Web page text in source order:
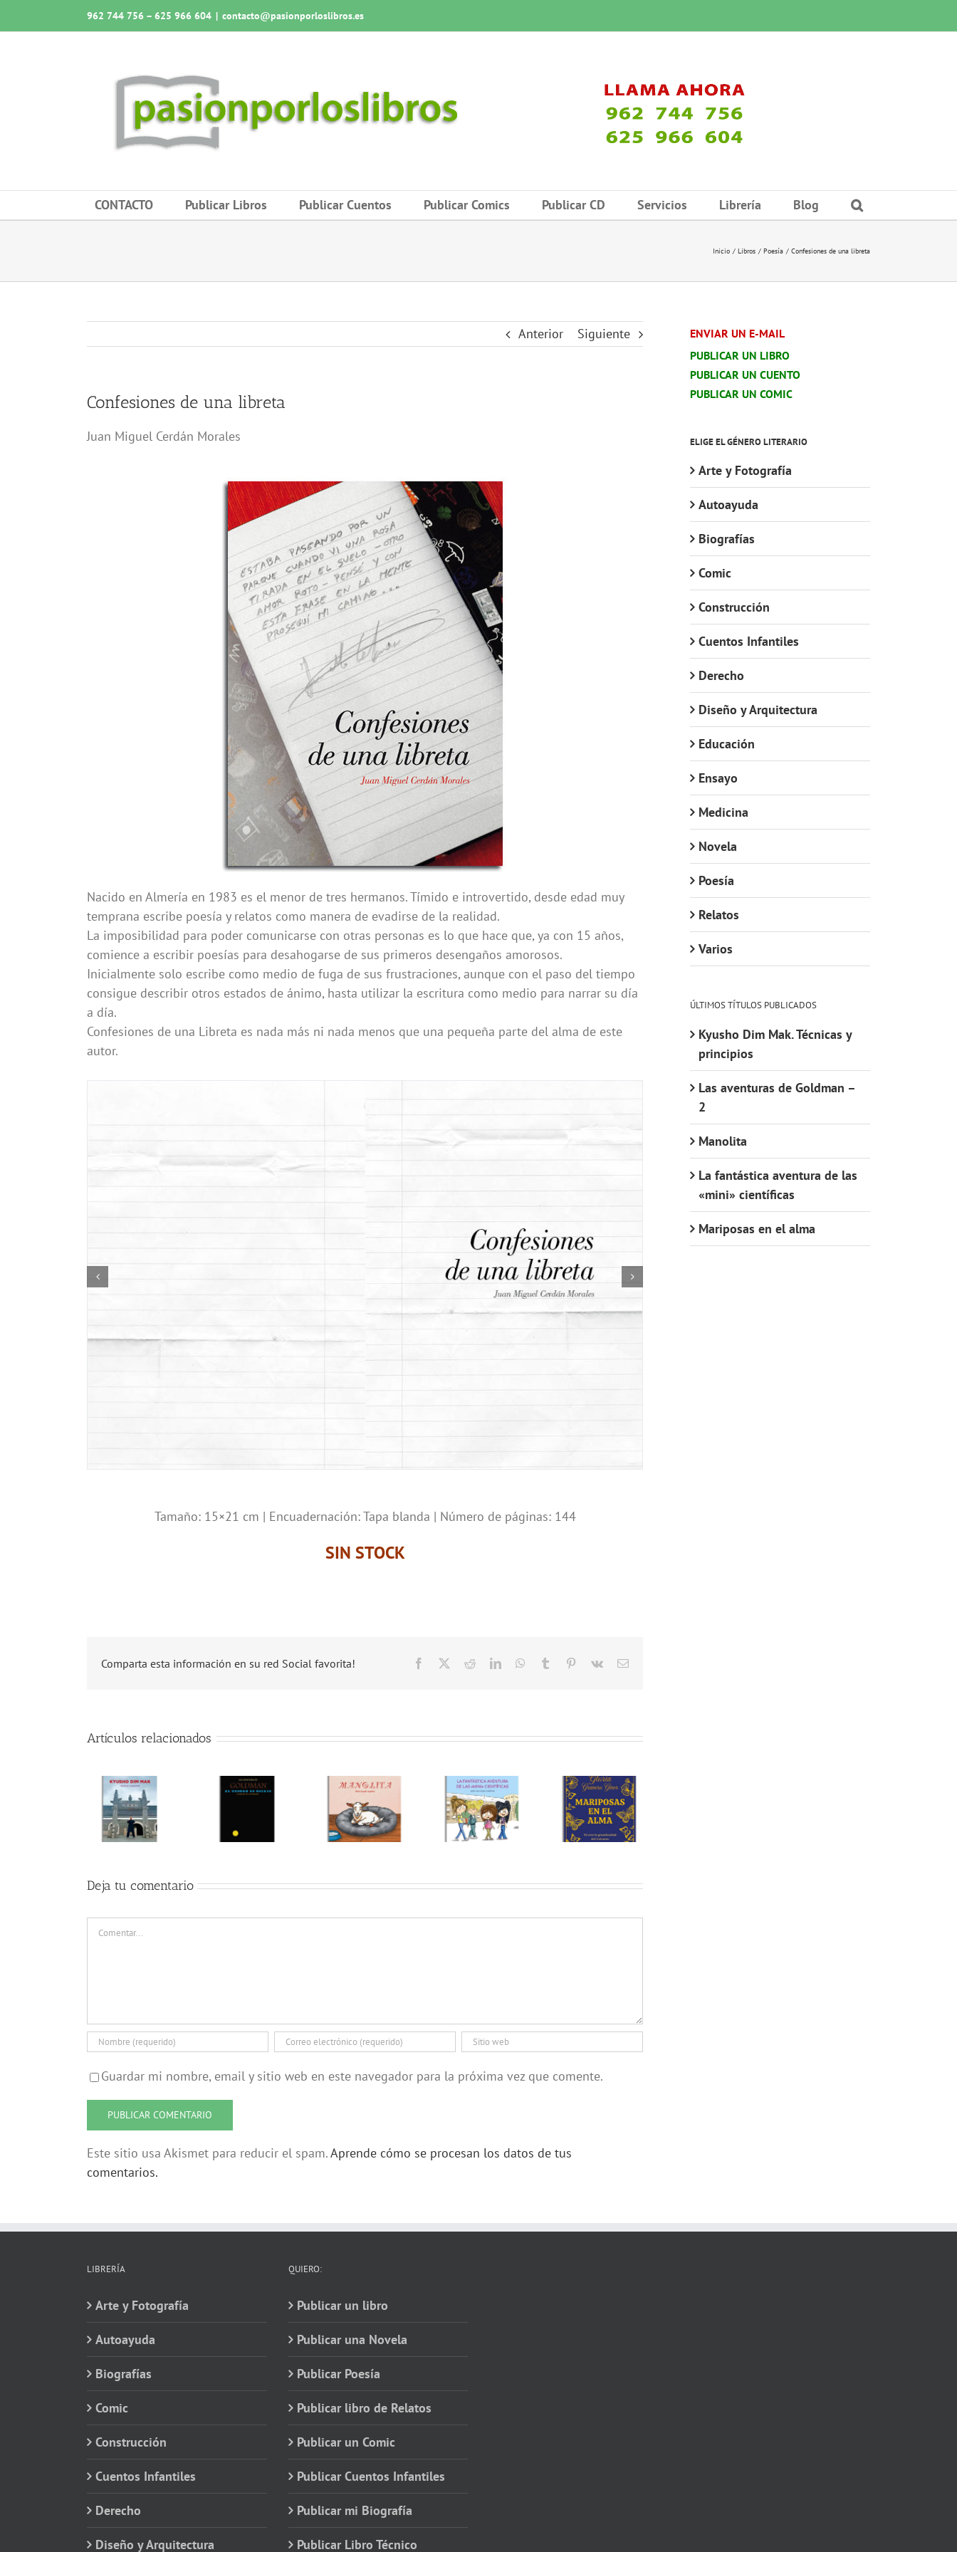
al
962 744 756 – 625 966 604 | contacto@pasionporloslibros.es
CONTACTO Publicar Libros Publicar Cuentos Publicar Comics Publicar CD Servicios Librería Blog
Inicio Libros Poesía Confesiones de una libreta
Anterior Siguiente
Confesiones de una libreta
Juan Miguel Cerdán Morales
Nacido en Almería en 1983 es el menor de tres hermanos. Tímido e introvertido, desde edad muy
temprana escribe poesía y relatos como manera de evadirse de la realidad.
La imposibilidad para poder comunicarse con otras personas es lo que hace que, ya con 15 años,
comience a escribir poesías para desahogarse de sus primeros desengaños amorosos.
Inicialmente solo escribe como medio de fuga de sus frustraciones, aunque con el paso del tiempo
consigue describir otros estados de ánimo, hasta utilizar la escritura como medio para narrar su día
a día.
Confesiones de una Libreta es nada más ni nada menos que una pequeña parte del alma de este
autor.
Tamaño: 15×21 cm | Encuadernación: Tapa blanda | Número de páginas: 144
SIN STOCK
Comparta esta información en su red Social favorita! Facebook RedditLinkedInWhatsApp
Tumblr Pinterest
Vk
Correo
Artículos relacionados
Deja tu comentario
Comentar
Guardar mi nombre, email y sitio web en este navegador para la próxima vez que comente.
Este sitio usa Akismet para reducir el spam.Aprende cómo se procesan los datos de tus
comentarios.
ENVIAR UN E-MAIL
PUBLICAR UN LIBRO
PUBLICAR UN CUENTO
PUBLICAR UN COMIC
ELIGE EL GÉNERO LITERARIO
Arte y Fotografía
Autoayuda
Biografías
Comic
Construcción
Cuentos Infantiles
Derecho
Diseño y Arquitectura
Educación
Ensayo
Medicina
Novela
Poesía
Relatos
Varios
ÚLTIMOS TÍTULOS PUBLICADOS
Kyusho Dim Mak. Técnicas y
principios
Las aventuras de Goldman –
2
Manolita
La fantástica aventura de las
«mini» científicas
Mariposas en el alma
LIBRERÍA
Arte y Fotografía
Autoayuda
Biografías
Comic
Construcción
Cuentos Infantiles
Derecho
Diseño y Arquitectura
QUIERO:
Publicar un libro
Publicar una Novela
Publicar Poesía
Publicar libro de Relatos
Publicar un Comic
Publicar Cuentos Infantiles
Publicar mi Biografía
Publicar Libro Técnico